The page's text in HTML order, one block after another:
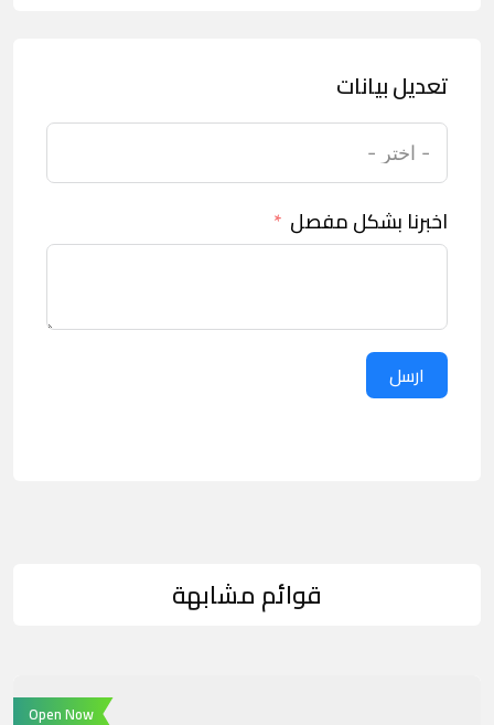
تعديل بيانات
اخبرنا بشكل مفصل
ارسل
قوائم مشابهة
Open Now